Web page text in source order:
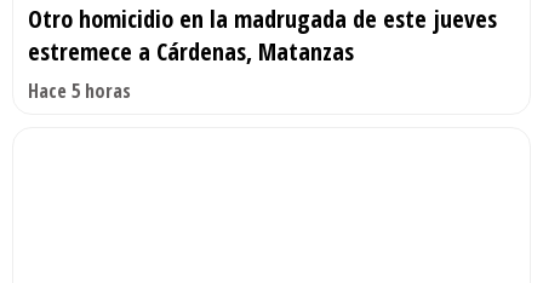
Otro homicidio en la madrugada de este jueves
estremece a Cárdenas, Matanzas
Hace 5 horas